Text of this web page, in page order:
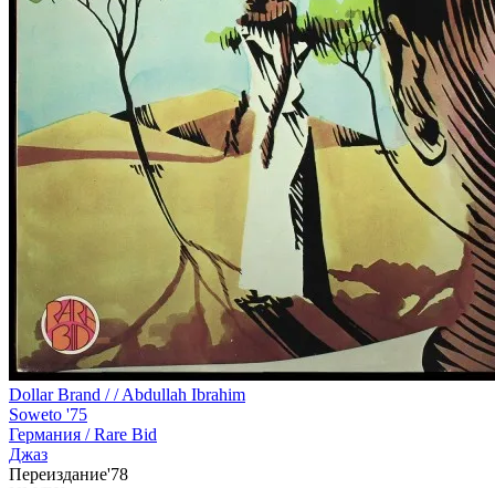
Dollar Brand / / Abdullah Ibrahim
Soweto '75
Германия /Rare Bid
Джаз
Переиздание'78